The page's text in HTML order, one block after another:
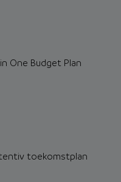
One Budget Plan
toekomstplan